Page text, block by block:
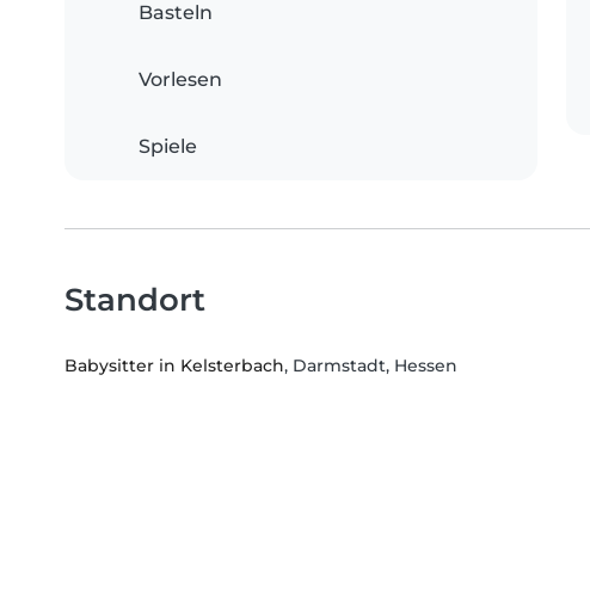
Basteln
Vorlesen
Spiele
Standort
Babysitter in Kelsterbach, Darmstadt, Hessen